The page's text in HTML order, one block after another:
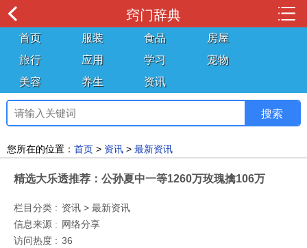
窍门辞典
首页 服装 食品
房屋
旅行
应用 学习
宠物
美容
养生 资讯
您所在的位置： 首页 > 资讯 > 最新资讯
精选大乐透推荐：公孙夏中一等1260万玫瑰擒106万
栏目分类 : 资讯 > 最新资讯
信息来源 : 网络分享
访问热度 : 36